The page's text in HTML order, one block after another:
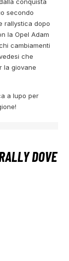
secondo
rallystica dopo
la Opel Adam
cambiamenti
che
la giovane
a lupo per